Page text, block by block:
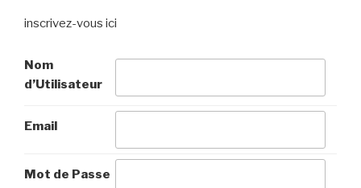
inscrivez-vous ici
Nom
d’Utilisateur
Email
Mot de Passe